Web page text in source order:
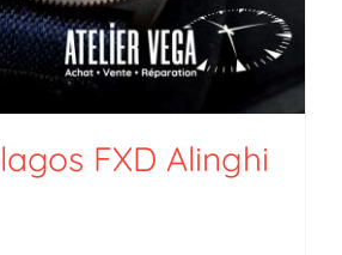
FXD Alinghi